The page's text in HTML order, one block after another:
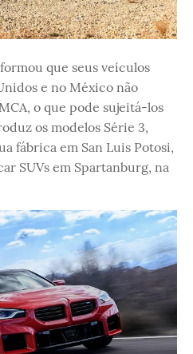
que seus veículos
e no México não
o que pode sujeitá-los
os modelos Série 3,
fábrica em San Luis Potosi,
SUVs em Spartanburg, na